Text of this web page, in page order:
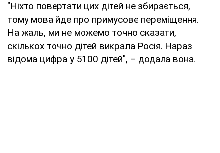
"Ніхто повертати цих дітей не збирається,
тому мова йде про примусове переміщення.
На жаль, ми не можемо точно сказати,
скількох точно дітей викрала Росія. Наразі
відома цифра у 5100 дітей", – додала вона.